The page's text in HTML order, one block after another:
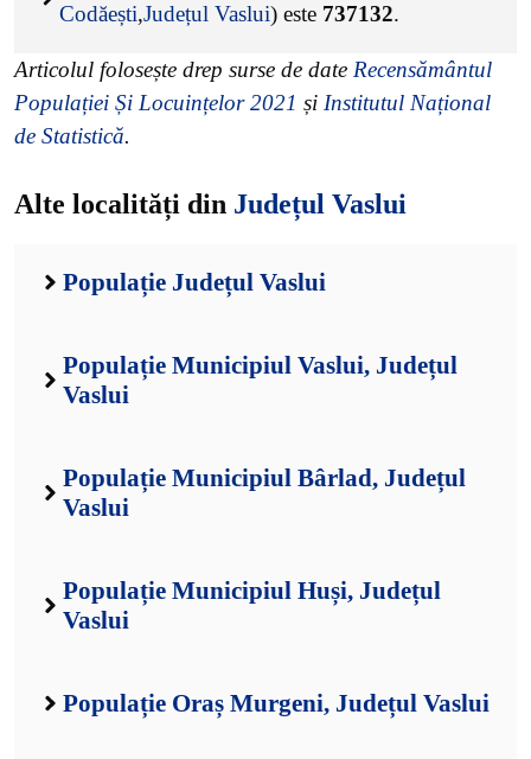
Codăești,Județul Vaslui) este 737132.
Articolul folosește drep surse de date Recensământul
Populației Și Locuințelor 2021 și Institutul Național
de Statistică.
Alte localități din Județul Vaslui
Populație Județul Vaslui
Populație Municipiul Vaslui, Județul
Vaslui
Populație Municipiul Bârlad, Județul
Vaslui
Populație Municipiul Huși, Județul
Vaslui
Populație Oraș Murgeni, Județul Vaslui